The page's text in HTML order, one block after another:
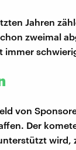
Jahren
zweimal
immer
von
Der
wird,